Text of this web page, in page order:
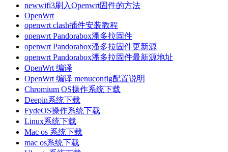
newwifi3刷入Openwrt固件的方法
OpenWrt
openwrt clash插件安装教程
openwrt Pandorabox潘多拉固件
openwrt Pandorabox潘多拉固件更新源
openwrt Pandorabox潘多拉固件最新源地址
OpenWrt 编译
OpenWrt 编译 menuconfig配置说明
Chromium OS操作系统下载
Deepin系统下载
FydeOS操作系统下载
Linux系统下载
Mac os 系统下载
mac os系统下载